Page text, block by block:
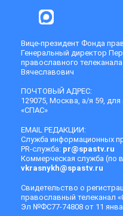
Вице-президент Фонда
Генеральный директор
православного
Вячеславович
ПОЧТОВЫЙ АДРЕС:
129075, Москва, а/я 59, для
«СПАС»
EMAIL РЕДАКЦИИ:
Служба информационных
PR-служба: pr@spastv.ru
Коммерческая служба (по
vkrasnykh@spastv.ru
Свидетельство о
православный телеканал
Эл №ФС77-74808 от 11